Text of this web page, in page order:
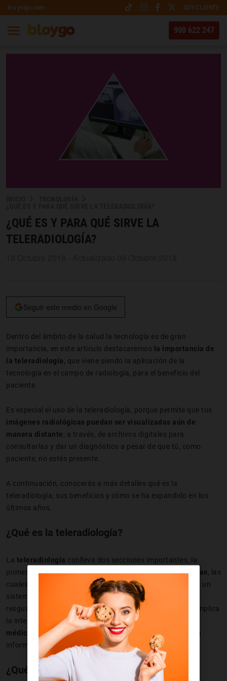
Ir a yoigo.com SOY CLIENTE
900 622 247
¿QUÉ ES Y PARA QUÉ SIRVE LA
TELERADIOLOGÍA?
Seguir este medio en Google
Dentro del ámbito de la salud la tecnología es de gran
importancia, en este artículo destacaremos la importancia de
la teleradiología, que viene siendo la aplicación de la
tecnología en el campo de radiología, para el beneficio del
paciente.
Es especial el uso de la teleradiología, porque permite que tus
imágenes radiológicas puedan ser visualizadas aún de
manera distante; a través, de archivos digitales para
consultarlas y dar un diagnóstico a pesar de que tú, como
paciente, no estés presente.
A continuación, conocerás a más detalles qué es la
teleradiología, sus beneficios y cómo se ha expandido en los
últimos años.
¿Qué es la teleradiología?
La teleradiología conlleva dos secciones importantes, la
primera consiste en laobtención de imágenes radiológicas , las
cuales son registradas y almacenas en formato digital, en un
sistema de comunicación privado y confiable, donde se
resguardan los datos del paciente, y la segunda sección implica
la interpretación que conlleva laelaboración de informe
médico y diagnóstico, para luego de haber almacenado la
información ser proceda al enviado del mismo.
¿Qué beneficios tiene la teleradiología?